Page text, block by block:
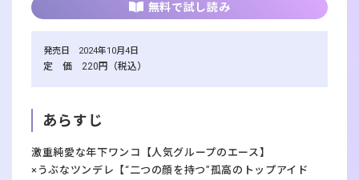
無料で試し読み
発売日 2024年10月4日
定 価 220円（税込）
あらすじ
激重純愛な年下ワンコ【人気グループのエース】
×うぶなツンデレ【“二つの顔を持つ”孤高のトップアイド